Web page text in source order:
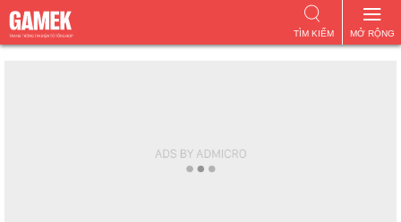
MỞ RỘNG
TÌM KIẾM